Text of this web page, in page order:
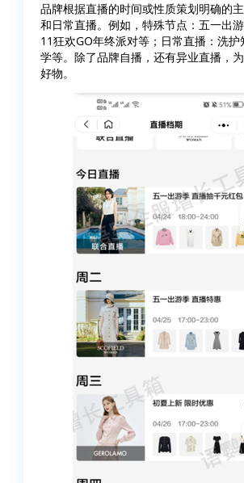
品牌根据直播的时间或性质策划明确的
和日常直播。例如，特殊节点：五一出游
11狂欢GO年终派对等；日常直播：洗
学等。除了品牌自播，还有异业直播，
好物。